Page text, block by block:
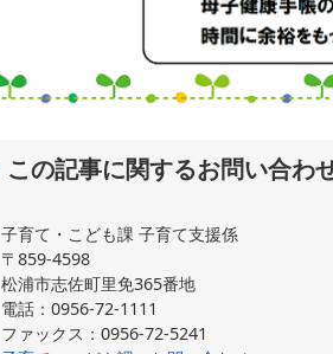
この記事に関するお問い合わ
子育て・こども課 子育て支援係
〒859-4598
松浦市志佐町里免365番地
電話：0956-72-1111
ファックス：0956-72-5241